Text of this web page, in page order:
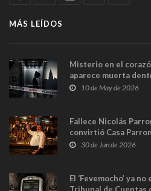
MÁS LEÍDOS
Misterio en el
aparece muerta
y las cámaras captan
10 de May de 2026
Fallece Nicolás
convirtió Casa
en Madrid
30 de Jun de 2026
El ‘Fevemocho’ ya